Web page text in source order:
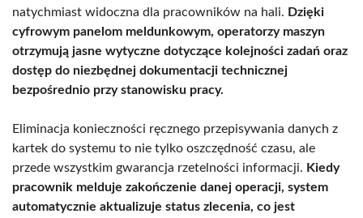
natychmiast widoczna dla pracowników na hali. Dzięki
cyfrowym panelom meldunkowym, operatorzy maszyn
otrzymują jasne wytyczne dotyczące kolejności zadań oraz
dostęp do niezbędnej dokumentacji technicznej
bezpośrednio przy stanowisku pracy.
Eliminacja konieczności ręcznego przepisywania danych z
kartek do systemu to nie tylko oszczędność czasu, ale
przede wszystkim gwarancja rzetelności informacji. Kiedy
pracownik melduje zakończenie danej operacji, system
automatycznie aktualizuje status zlecenia, co jest